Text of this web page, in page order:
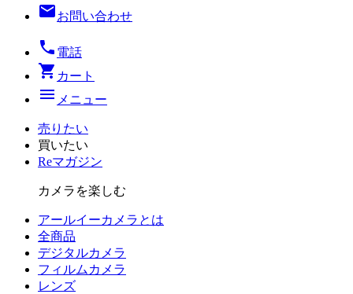
mailお問い合わせ
local_phone 電話
shopping_cart カート
menu メニュー
売りたい
買いたい
Reマガジン
カメラを楽しむ
アールイーカメラとは
全商品
デジタルカメラ
フィルム カメラ
レンズ